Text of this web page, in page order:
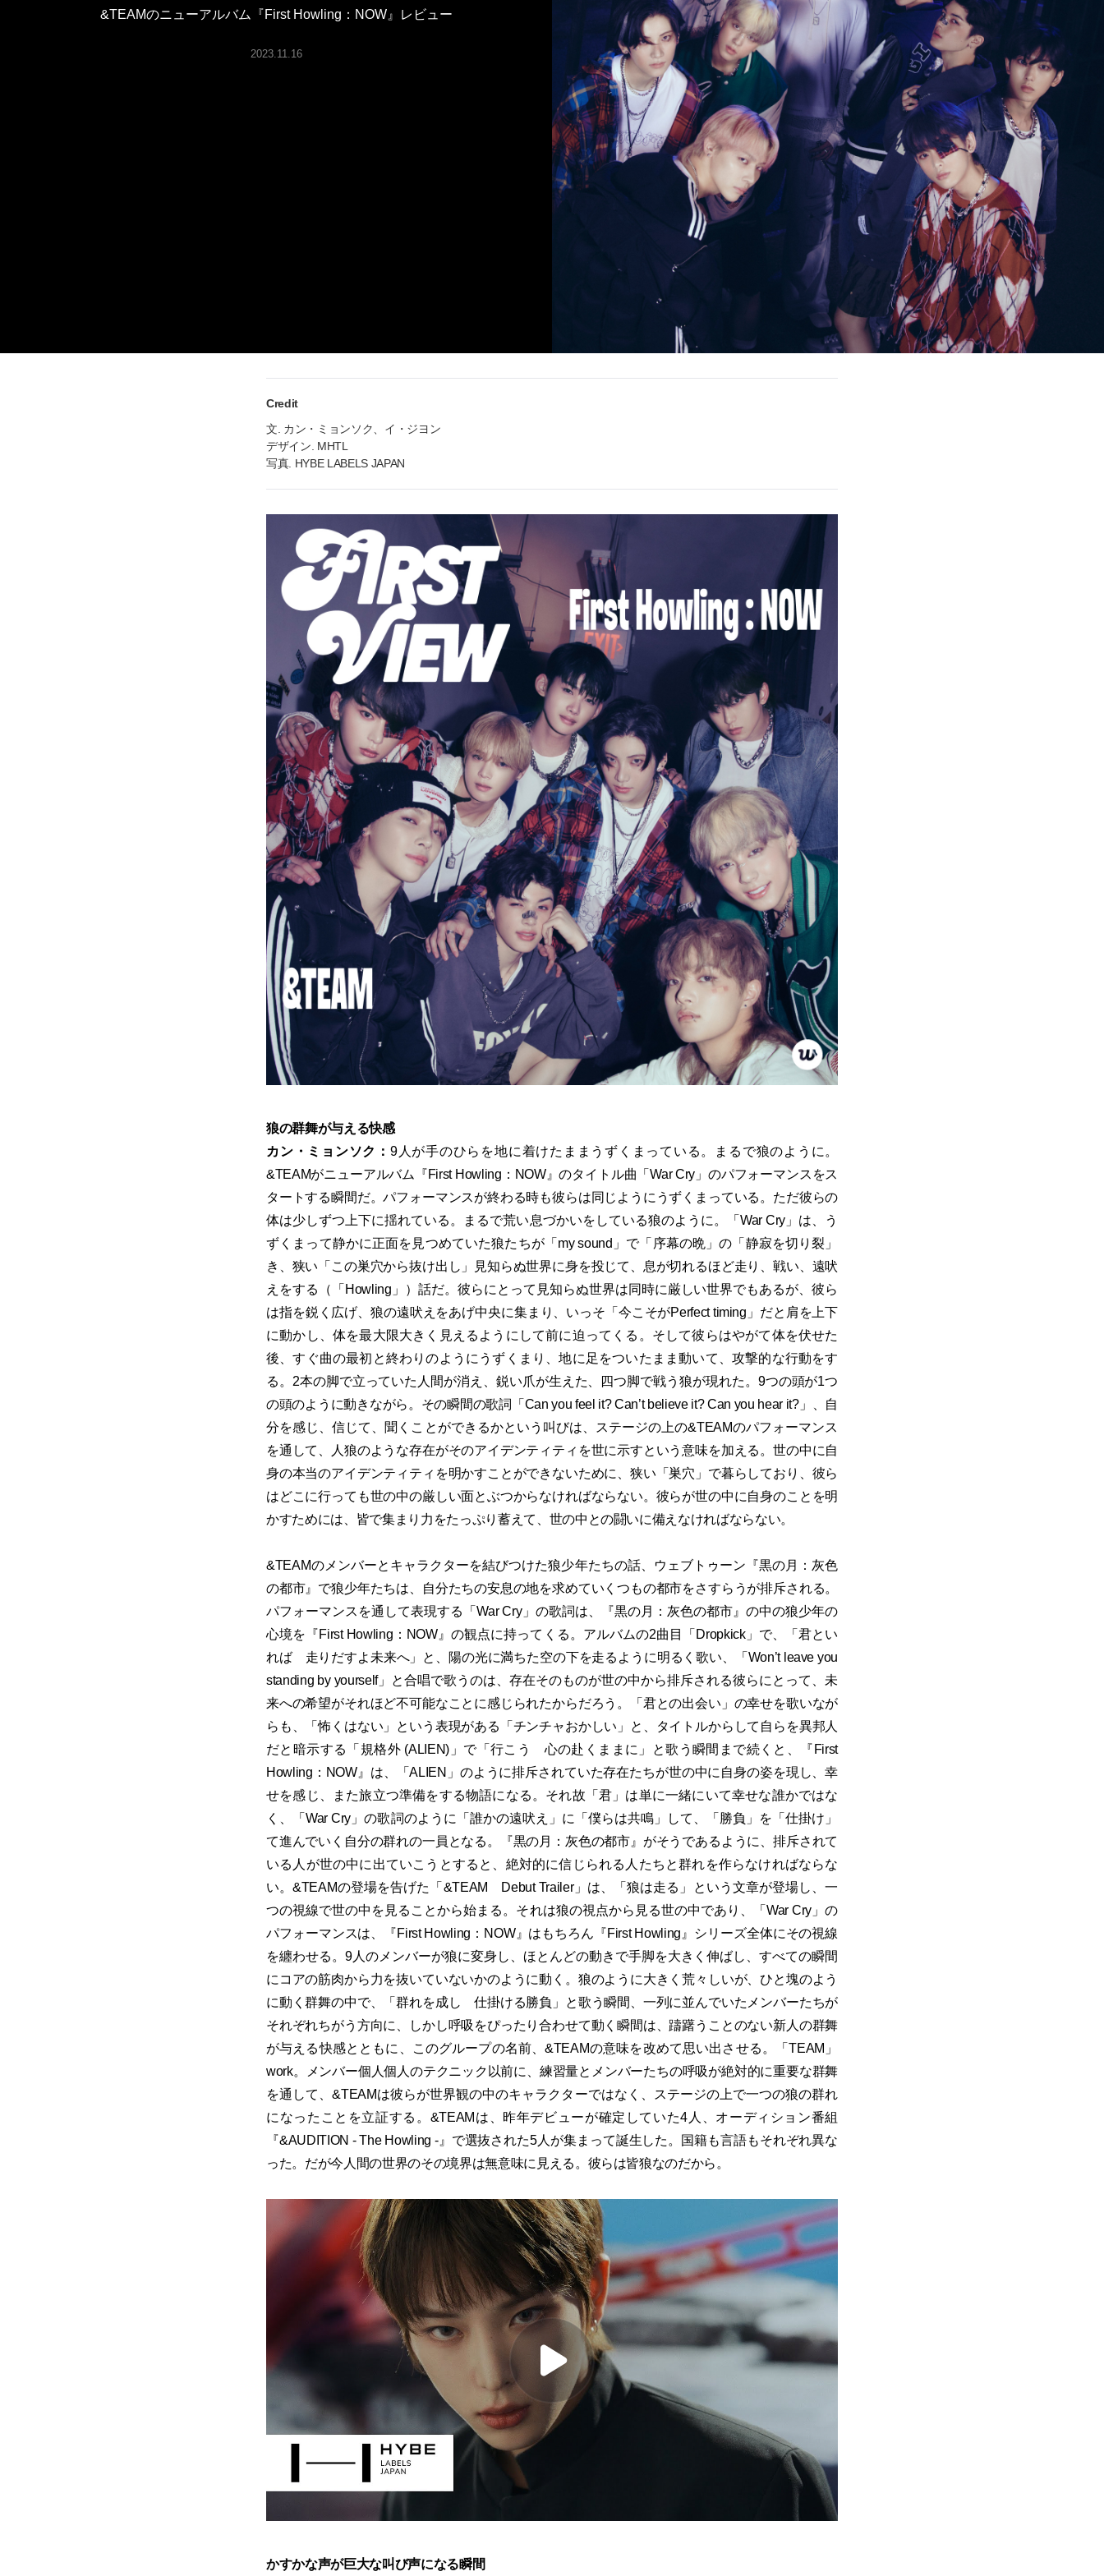
&TEAMのニューアルバム『First Howling：NOW』レビュー
2023.11.16
Credit
文. カン・ミョンソク、イ・ジヨン
デザイン. MHTL
写真. HYBE LABELS JAPAN
​狼の群舞が与える快感
カン・ミョンソク： 9人が手のひらを地に着けたままうずくまっている。まるで狼のように。
&TEAMがニューアルバム『First Howling：NOW』のタイトル曲「War Cry」のパフォーマンスをス
タートする瞬間だ。パフォーマンスが終わる時も彼らは同じようにうずくまっている。ただ彼らの
体は少しずつ上下に揺れている。まるで荒い息づかいをしている狼のように。「War Cry」は、う
ずくまって静かに正面を見つめていた狼たちが「my sound」で「序幕の晩」の「静寂を切り裂」
き、狭い「この巣穴から抜け出し」見知らぬ世界に身を投じて、息が切れるほど走り、戦い、遠吠
えをする（「Howling」）話だ。彼らにとって見知らぬ世界は同時に厳しい世界でもあるが、彼ら
は指を鋭く広げ、狼の遠吠えをあげ中央に集まり、いっそ「今こそがPerfect timing」だと肩を上下
に動かし、体を最大限大きく見えるようにして前に迫ってくる。そして彼らはやがて体を伏せた
後、すぐ曲の最初と終わりのようにうずくまり、地に足をついたまま動いて、攻撃的な行動をす
る。2本の脚で立っていた人間が消え、鋭い爪が生えた、四つ脚で戦う狼が現れた。9つの頭が1つ
の頭のように動きながら。その瞬間の歌詞「Can you feel it? Can’t believe it? Can you hear it?」、自
分を感じ、信じて、聞くことができるかという叫びは、ステージの上の&TEAMのパフォーマンス
を通して、人狼のような存在がそのアイデンティティを世に示すという意味を加える。世の中に自
身の本当のアイデンティティを明かすことができないために、狭い「巣穴」で暮らしており、彼ら
はどこに行っても世の中の厳しい面とぶつからなければならない。彼らが世の中に自身のことを明
かすためには、皆で集まり力をたっぷり蓄えて、世の中との闘いに備えなければならない。
&TEAMのメンバーとキャラクターを結びつけた狼少年たちの話、ウェブトゥーン『黒の月：灰色
の都市』で狼少年たちは、自分たちの安息の地を求めていくつもの都市をさすらうが排斥される。
パフォーマンスを通して表現する「War Cry」の歌詞は、『黒の月：灰色の都市』の中の狼少年の
心境を『First Howling：NOW』の観点に持ってくる。アルバムの2曲目「Dropkick」で、「君とい
れば 走りだすよ未来へ」と、陽の光に満ちた空の下を走るように明るく歌い、「Won’t leave you
standing by yourself」と合唱で歌うのは、存在そのものが世の中から排斥される彼らにとって、未
来への希望がそれほど不可能なことに感じられたからだろう。「君との出会い」の幸せを歌いなが
らも、「怖くはない」という表現がある「チンチャおかしい」と、タイトルからして自らを異邦人
だと暗示する「規格外 (ALIEN)」で「行こう 心の赴くままに」と歌う瞬間まで続くと、『First
Howling：NOW』は、「ALIEN」のように排斥されていた存在たちが世の中に自身の姿を現し、幸
せを感じ、また旅立つ準備をする物語になる。それ故「君」は単に一緒にいて幸せな誰かではな
く、「War Cry」の歌詞のように「誰かの遠吠え」に「僕らは共鳴」して、「勝負」を「仕掛け」
て進んでいく自分の群れの一員となる。『黒の月：灰色の都市』がそうであるように、排斥されて
いる人が世の中に出ていこうとすると、絶対的に信じられる人たちと群れを作らなければならな
い。&TEAMの登場を告げた「&TEAM Debut Trailer」は、「狼は走る」という文章が登場し、一
つの視線で世の中を見ることから始まる。それは狼の視点から見る世の中であり、「War Cry」の
パフォーマンスは、『First Howling：NOW』はもちろん『First Howling』シリーズ全体にその視線
を纏わせる。9人のメンバーが狼に変身し、ほとんどの動きで手脚を大きく伸ばし、すべての瞬間
にコアの筋肉から力を抜いていないかのように動く。狼のように大きく荒々しいが、ひと塊のよう
に動く群舞の中で、「群れを成し 仕掛ける勝負」と歌う瞬間、一列に並んでいたメンバーたちが
それぞれちがう方向に、しかし呼吸をぴったり合わせて動く瞬間は、躊躇うことのない新人の群舞
が与える快感とともに、このグループの名前、&TEAMの意味を改めて思い出させる。「TEAM」
work。メンバー個人個人のテクニック以前に、練習量とメンバーたちの呼吸が絶対的に重要な群舞
を通して、&TEAMは彼らが世界観の中のキャラクターではなく、ステージの上で一つの狼の群れ
になったことを立証する。&TEAMは、昨年デビューが確定していた4人、オーディション番組
『&AUDITION - The Howling -』で選抜された5人が集まって誕生した。国籍も言語もそれぞれ異な
った。だが今人間の世界のその境界は無意味に見える。彼らは皆狼なのだから。
​かすかな声が巨大な叫び声になる瞬間